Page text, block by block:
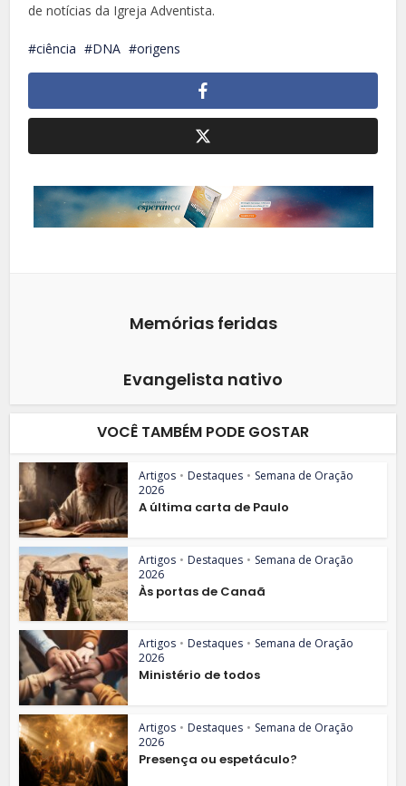
de notícias da Igreja Adventista.
ciência DNA origens
Memórias feridas
Evangelista nativo
VOCÊ TAMBÉM PODE GOSTAR
Artigos • Destaques • Semana de Oração
2026
A última carta de Paulo
Artigos • Destaques • Semana de Oração
2026
Às portas de Canaã
Artigos • Destaques • Semana de Oração
2026
Ministério de todos
Artigos • Destaques • Semana de Oração
2026
Presença ou espetáculo?